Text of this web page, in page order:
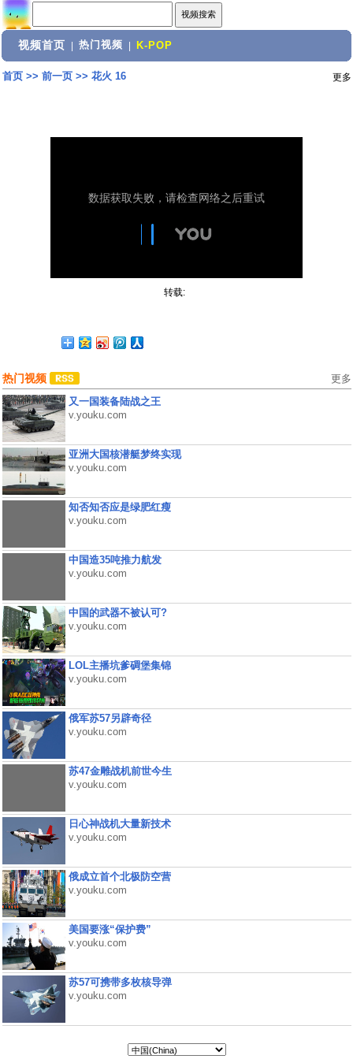
视频首页 热门视频 K-POP
首页>> 前一页>> 花火 16 更多
转载:
热门视频 更多
又一国装备陆战之王
v.youku.com
亚洲大国核潜艇梦终实现
v.youku.com
知否知否应是绿肥红瘦
v.youku.com
中国造35吨推力航发
v.youku.com
中国的武器不被认可?
v.youku.com
LOL主播坑爹碉堡集锦
v.youku.com
俄军苏57另辟奇径
v.youku.com
苏47金雕战机前世今生
v.youku.com
日心神战机大量新技术
v.youku.com
俄成立首个北极防空营
v.youku.com
美国要涨“保护费”
v.youku.com
苏57可携带多枚核导弹
v.youku.com